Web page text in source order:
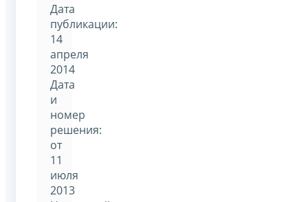
Дата
публикации:
14
апреля
2014
Дата
и
номер
решения:
от
11
июля
2013